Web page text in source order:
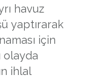
havuz
yaptırarak
için
olayda
ihlal